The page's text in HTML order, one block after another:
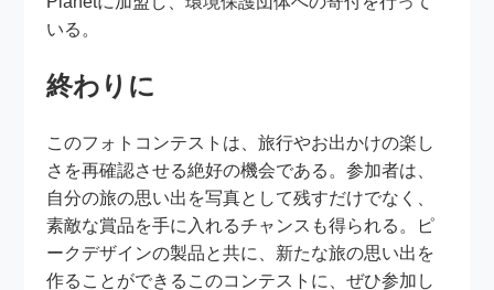
いる。
終わりに
このフォトコンテストは、旅行やお出かけの楽し
さを再確認させる絶好の機会である。参加者は、
自分の旅の思い出を写真として残すだけでなく、
素敵な賞品を手に入れるチャンスも得られる。ピ
ークデザインの製品と共に、新たな旅の思い出を
作ることができるこのコンテストに、ぜひ参加し